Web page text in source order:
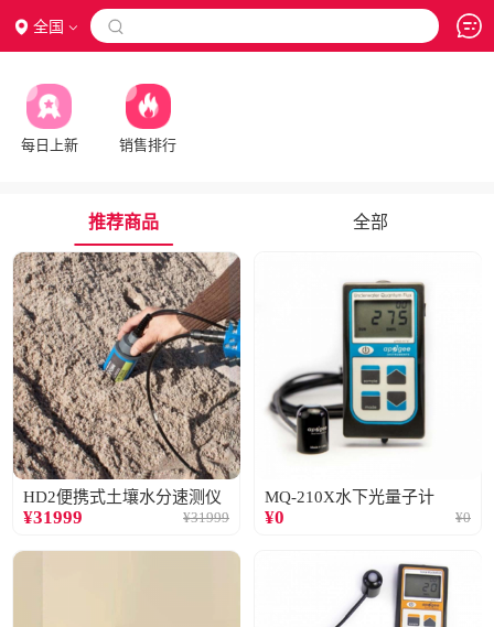
全国 
每日上新 销售排行
推荐商品 全部
HD2便携式土壤水分速测仪
¥31999 ¥31999
MQ-210X水下光量子计
¥0 ¥0